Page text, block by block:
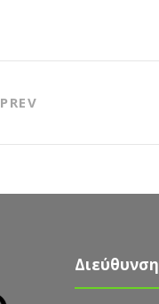
PREV
Διεύθυνση